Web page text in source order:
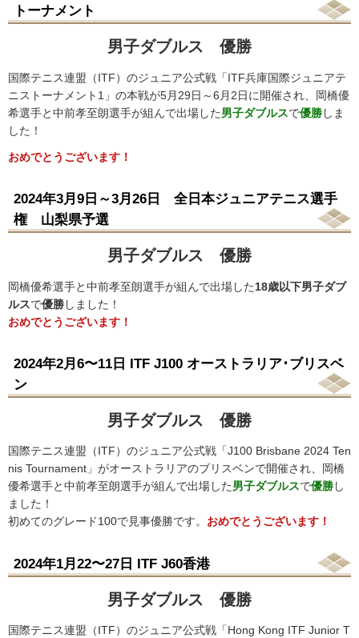
トーナメント
男子ダブルス 優勝
国際テニス連盟（ITF）のジュニア公式戦「ITF兵庫国際ジュニアテ
ニストーナメント1」の本戦が5月29日～6月2日に開催され、岡橋優
希選手と中前孝至朗選手が組んで出場した男子ダブルスで優勝しま
した！
おめでとうございます！
2024年3月9日～3月26日 全日本ジュニアテニス選手
権 山梨県予選
男子ダブルス 優勝
岡橋優希選手と中前孝至朗選手が組んで出場した18歳以下男子ダブ
ルスで優勝しました！
おめでとうございます！
2024年2月6〜11日 ITF J100 オーストラリア･ブリスベ
ン
男子ダブルス 優勝
国際テニス連盟（ITF）のジュニア公式戦「J100 Brisbane 2024 Ten
nis Tournament」がオーストラリアのブリスベンで開催され、岡橋
優希選手と中前孝至朗選手が組んで出場した男子ダブルスで優勝し
ました！
初めてのグレード100で見事優勝です。 おめでとうございます！
2024年1月22〜27日 ITF J60香港
男子ダブルス 優勝
国際テニス連盟（ITF）のジュニア公式戦「Hong Kong ITF Junior T